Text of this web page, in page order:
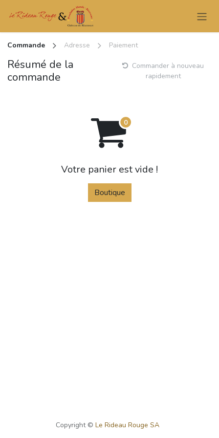
Commande Adresse Paiement
Résumé de la
commande
Commander à nouveau
rapidement
Votre panier est vide !
Boutique
Copyright © Le Rideau Rouge SA